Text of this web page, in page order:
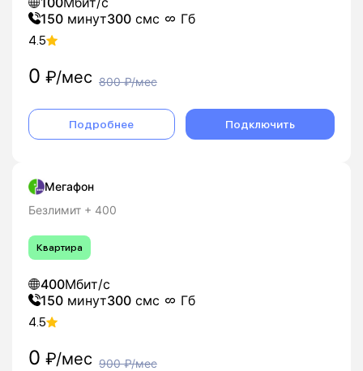
150 минут300 смс Гб
4.5
0 ₽/мес 800₽/мес
Подробнее Подключить
Мегафон
Безлимит + 400
Квартира
400Мбит/с
150 минут300 смс Гб
4.5
0 ₽/мес 900₽/мес